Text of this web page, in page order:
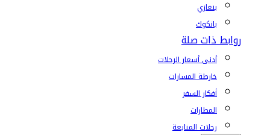
بنغازي
بانكوك
روابط ذات صلة
أدنى أسعار الرحلات
خارطة المسارات
أفكار السفر
المطارات
رحلات المتابعة